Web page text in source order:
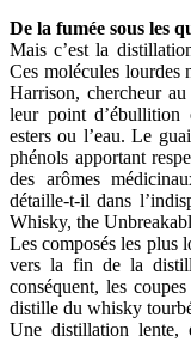
De la fumée sous les
Mais c’est la
Ces molécules lourdes
Harrison, chercheur
leur point d’ébullition
esters ou l’eau. Le
phénols apportant
des arômes
détaille-t-il dans
Whisky, the
Les composés les plus
vers la fin de la
conséquent, les
distille du whisky
Une distillation lente,